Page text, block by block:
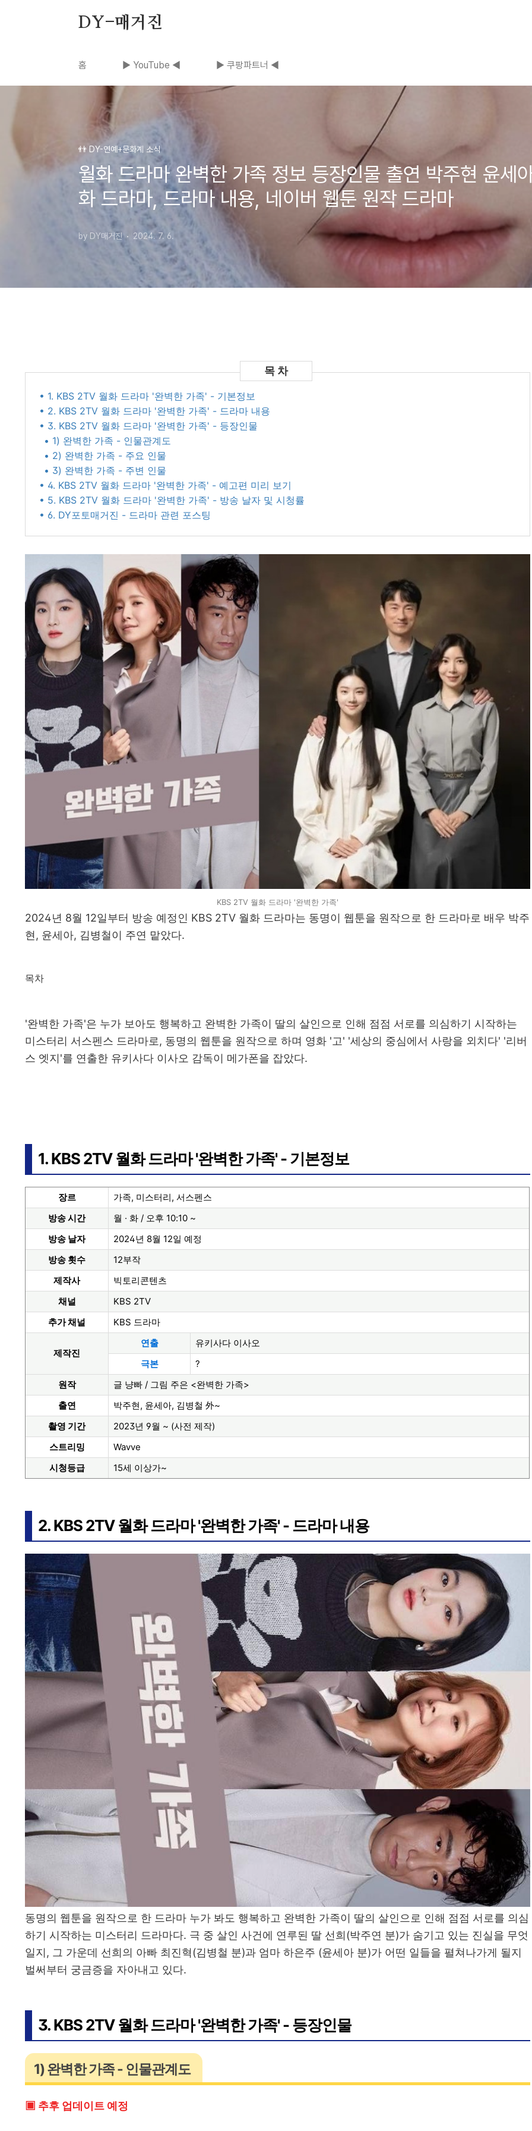
DY-매거진
홈 ▶ YouTube ◀ ▶ 쿠팡파트너 ◀
👬 DY-연예+문화계 소식
월화 드라마 완벽한 가족 정보 등장인물 출연 박주현 윤
화 드라마, 드라마 내용, 네이버 웹툰 원작 드라마
by DY매거진 2024. 7. 6.
• 1. KBS 2TV 월화 드라마 '완벽한 가족' - 기본정보
• 2. KBS 2TV 월화 드라마 '완벽한 가족' - 드라마 내용
• 3. KBS 2TV 월화 드라마 '완벽한 가족' - 등장인물
• 1) 완벽한 가족 - 인물관계도
• 2) 완벽한 가족 - 주요 인물
• 3) 완벽한 가족 - 주변 인물
• 4. KBS 2TV 월화 드라마 '완벽한 가족' - 예고편 미리 보기
• 5. KBS 2TV 월화 드라마 '완벽한 가족' - 방송 날자 및 시청률
• 6. DY포토매거진 - 드라마 관련 포스팅
KBS 2TV 월화 드라마 '완벽한 가족'
2024년 8월 12일부터 방송 예정인 KBS 2TV 월화 드라마는 동명이 웹툰을 원작으로 한 드라마로 배우 박주
현, 윤세아, 김병철이 주연 맡았다.
목차
'완벽한 가족'은 누가 보아도 행복하고 완벽한 가족이 딸의 살인으로 인해 점점 서로를 의심하기 시작하는
미스터리 서스펜스 드라마로, 동명의 웹툰을 원작으로 하며 영화 '고' '세상의 중심에서 사랑을 외치다' '리버
스 엣지'를 연출한 유키사다 이사오 감독이 메가폰을 잡았다.
1. KBS 2TV 월화 드라마 '완벽한 가족' - 기본정보
장르
가족, 미스터리, 서스펜스
방송 시간
월 · 화 / 오후 10:10 ~
방송 날자
2024년 8월 12일 예정
방송 횟수
12부작
제작사
빅토리콘텐츠
채널
KBS 2TV
추가 채널
KBS 드라마
제작진
연출
유키사다 이사오
극본
?
원작
글 냥빠 / 그림 주은 <완벽한 가족>
출연
박주현, 윤세아, 김병철 外~
촬영 기간
2023년 9월 ~ (사전 제작)
스트리밍
Wavve
시청등급
15세 이상가~
2. KBS 2TV 월화 드라마 '완벽한 가족' - 드라마 내용
동명의 웹툰을 원작으로 한 드라마 누가 봐도 행복하고 완벽한 가족이 딸의 살인으로 인해 점점 서로를 의심
하기 시작하는 미스터리 드라마다. 극 중 살인 사건에 연루된 딸 선희(박주연 분)가 숨기고 있는 진실을 무엇
일지, 그 가운데 선희의 아빠 최진혁(김병철 분)과 엄마 하은주 (윤세아 분)가 어떤 일들을 펼쳐나가게 될지
벌써부터 궁금증을 자아내고 있다.
3. KBS 2TV 월화 드라마 '완벽한 가족' - 등장인물
1) 완벽한 가족 - 인물관계도
▣ 추후 업데이트 예정